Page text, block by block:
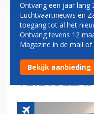
RYANAIR
HET
BELGIË OM
Ontvang een jaar lang
Luchtvaartnieuws en
toegang tot al het
Ontvang tevens 12
Magazine in de mail
Bekijk aanbieding